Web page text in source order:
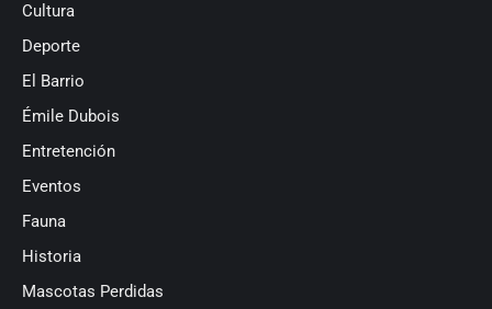
Cultura
Deporte
El Barrio
Émile Dubois
Entretención
Eventos
Fauna
Historia
Mascotas Perdidas